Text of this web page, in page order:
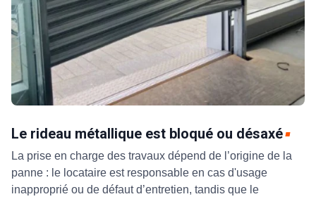
Le rideau métallique est bloqué ou désaxé
La prise en charge des travaux dépend de l’origine de la
panne : le locataire est responsable en cas d'usage
inapproprié ou de défaut d’entretien, tandis que le